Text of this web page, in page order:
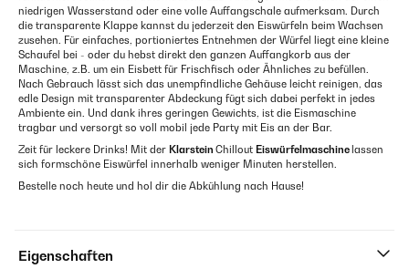
niedrigen Wasserstand oder eine volle Auffangschale aufmerksam. Durch
die transparente Klappe kannst du jederzeit den Eiswürfeln beim Wachsen
zusehen. Für einfaches, portioniertes Entnehmen der Würfel liegt eine kleine
Schaufel bei - oder du hebst direkt den ganzen Auffangkorb aus der
Maschine, z.B. um ein Eisbett für Frischfisch oder Ähnliches zu befüllen.
Nach Gebrauch lässt sich das unempfindliche Gehäuse leicht reinigen, das
edle Design mit transparenter Abdeckung fügt sich dabei perfekt in jedes
Ambiente ein. Und dank ihres geringen Gewichts, ist die Eismaschine
tragbar und versorgt so voll mobil jede Party mit Eis an der Bar.
Zeit für leckere Drinks! Mit der Klarstein Chillout Eiswürfelmaschine lassen
sich formschöne Eiswürfel innerhalb weniger Minuten herstellen.
Bestelle noch heute und hol dir die Abkühlung nach Hause!
Eigenschaften